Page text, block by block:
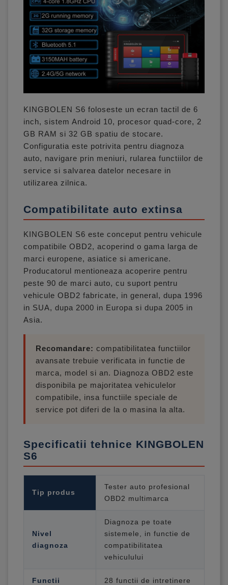
KINGBOLEN S6 foloseste un ecran tactil de 6
inch, sistem Android 10, procesor quad-core, 2
GB RAM si 32 GB spatiu de stocare.
Configuratia este potrivita pentru diagnoza
auto, navigare prin meniuri, rularea functiilor de
service si salvarea datelor necesare in
utilizarea zilnica.
Compatibilitate auto extinsa
KINGBOLEN S6 este conceput pentru vehicule
compatibile OBD2, acoperind o gama larga de
marci europene, asiatice si americane.
Producatorul mentioneaza acoperire pentru
peste 90 de marci auto, cu suport pentru
vehicule OBD2 fabricate, in general, dupa 1996
in SUA, dupa 2000 in Europa si dupa 2005 in
Asia.
Recomandare: compatibilitatea functiilor
avansate trebuie verificata in functie de
marca, model si an. Diagnoza OBD2 este
disponibila pe majoritatea vehiculelor
compatibile, insa functiile speciale de
service pot diferi de la o masina la alta.
Specificatii tehnice KINGBOLEN
S6
Tip produs
Tester auto profesional
OBD2 multimarca
Nivel
diagnoza
Diagnoza pe toate
sistemele, in functie de
compatibilitatea
vehiculului
Functii
28 functii de intretinere